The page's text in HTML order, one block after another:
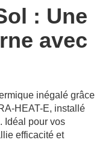
: Une
avec
inégalé grâce
HEAT-E, installé
Idéal pour vos
efficacité et